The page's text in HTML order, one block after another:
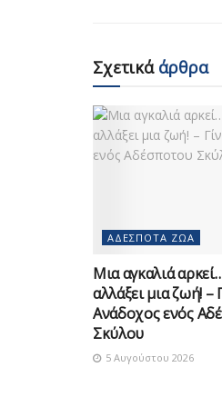
Σχετικάάρθρα
ΑΔΈΣΠΟΤΑ ΖΏΑ
Μια αγκαλιά
αλλάξει μια ζωή! –
Ανάδοχος ενός
Σκύλου
5 Αυγούστου 2026